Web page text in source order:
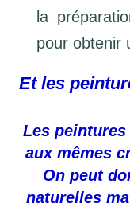
la
pour obtenir
Et les
Les
aux mêmes
On peut
naturelles